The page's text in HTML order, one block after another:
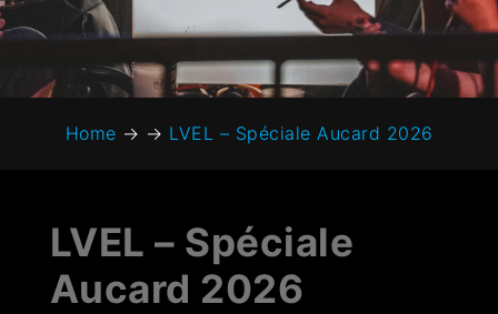
Home → → LVEL – Spéciale Aucard 2026
LVEL – Spéciale
Aucard 2026